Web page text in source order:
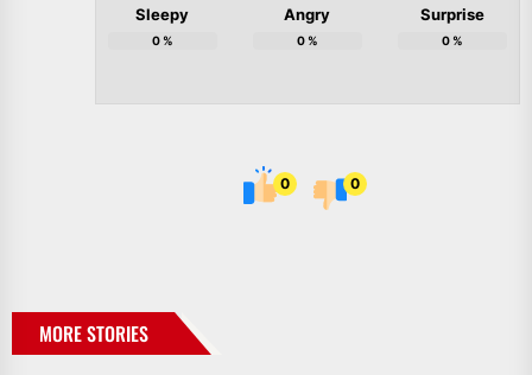
Sleepy
0%
Angry
0%
Surprise
0%
0 0
MORE STORIES